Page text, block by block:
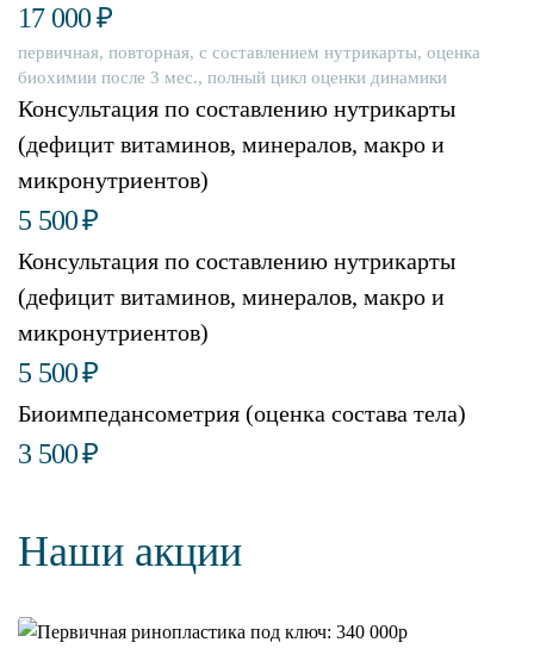
17 000₽
первичная, повторная, с составлением нутрикарты, оценка
биохимии после 3 мес., полный цикл оценки динамики
Консультация по составлению нутрикарты
(дефицит витаминов, минералов, макро и
микронутриентов)
5 500₽
Консультация по составлению нутрикарты
(дефицит витаминов, минералов, макро и
микронутриентов)
5 500₽
Биоимпедансометрия (оценка состава тела)
3 500₽
Наши акции